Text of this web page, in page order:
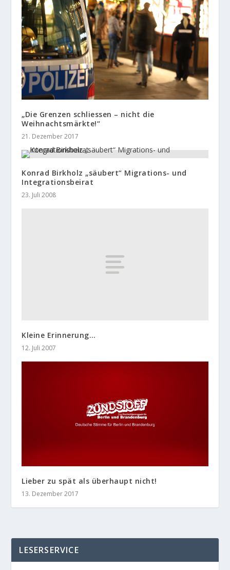
„Die Grenzen schliessen – nicht die
Weihnachtsmärkte!“
21. Dezember 2017
Konrad Birkholz „säubert“ Migrations- und
Integrationsbeirat
23. Juli 2008
Kleine Erinnerung…
12. Juli 2007
Lieber zu spät als überhaupt nicht!
13. Dezember 2017
LESERSERVICE